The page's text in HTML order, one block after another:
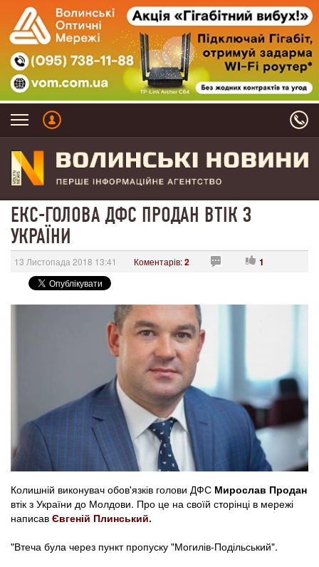
ЕКС-ГОЛОВА ДФС ПРОДАН ВТІК З
УКРАЇНИ
13 Листопада 2018 13:41 Коментарів:2 1
Колишній виконувач обов'язків голови ДФС Мирослав Продан
втік з України до Молдови. Про це на своїй сторінці в мережі
написав Євгеній Плинський.
"Втеча була через пункт пропуску "Могилів-Подільський".